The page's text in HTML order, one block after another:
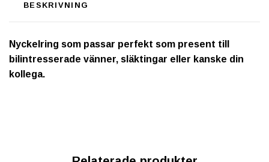
BESKRIVNING
Nyckelring som passar perfekt som present till
bilintresserade vänner, släktingar eller kanske din
kollega.